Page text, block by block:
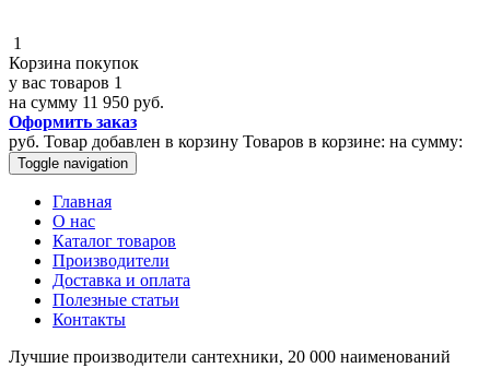
1
Корзина покупок
у вас товаров 1
на сумму 11 950 руб.
Оформить заказ
руб. Товар добавлен в корзину Товаров в корзине: на сумму:
Toggle navigation
Главная
О нас
Каталог товаров
Производители
Доставка и оплата
Полезные статьи
Контакты
Лучшие производители сантехники, 20 000 наименований